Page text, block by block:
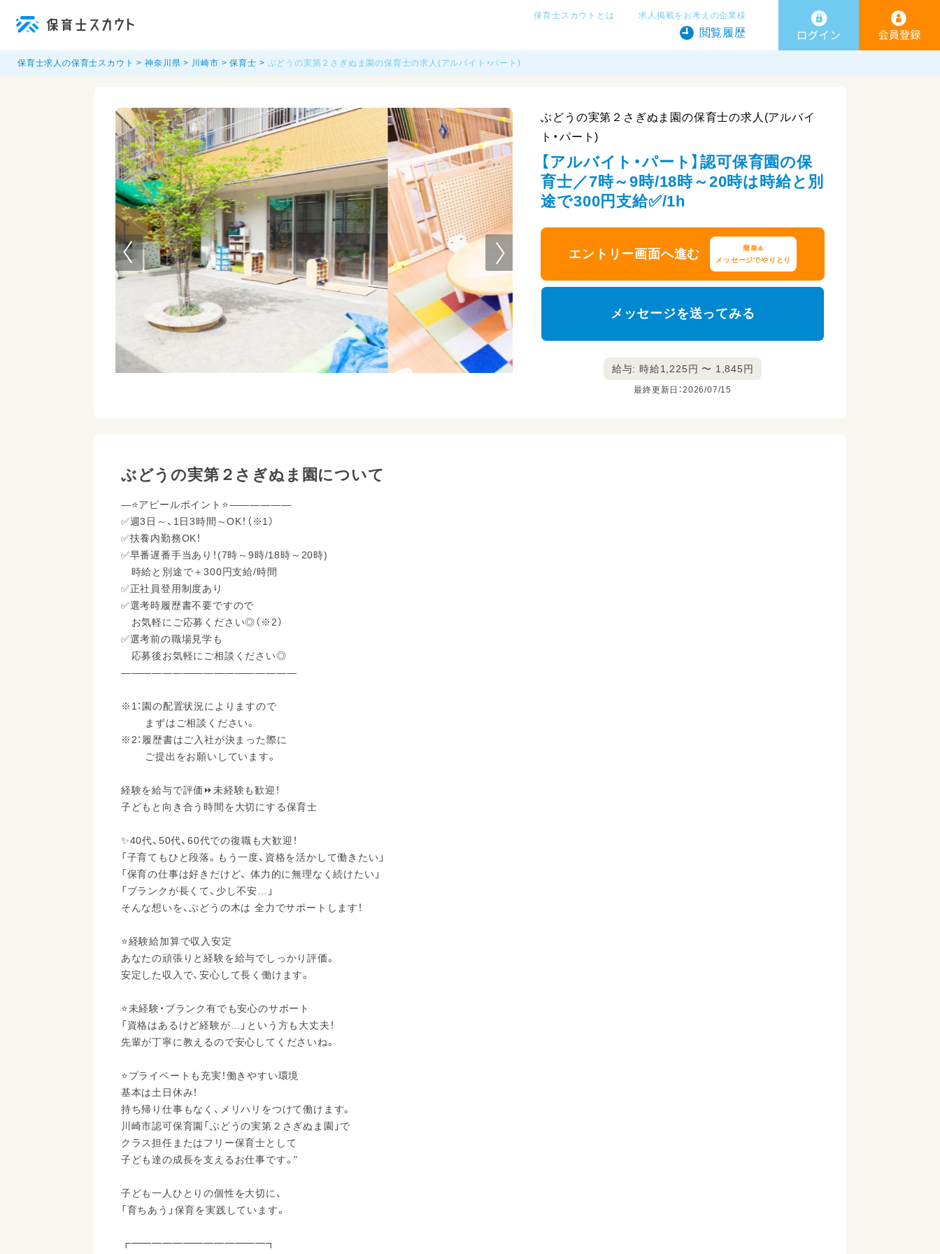
保育士スカウトとは 求人掲載をお考えの企業様
閲覧履歴
保育士求人の保育士スカウト 神奈川県 川崎市 保育士 ぶどうの実第２さぎぬま園の保育士の求人(アルバイト・パート)
ぶどうの実第２さぎぬま園の保育士の求人(アルバイ
ト・パート)
【アルバイト・パート】認可保育園の保
育士／7時～9時/18時～20時は時給と別
途で300円支給✅/1h
エントリー画面へ進む
簡単&
メッセージでやりとり
メッセージを送ってみる
給与: 時給1,225円 〜 1,845円
最終更新日：2026/07/15
ぶどうの実第２さぎぬま園について
―⭐アピールポイント⭐――――――
✅週3日～、1日3時間～OK！（※1）
✅扶養内勤務OK！
✅早番遅番手当あり！(7時～9時/18時～20時)
時給と別途で＋300円支給/時間
✅正社員登用制度あり
✅選考時履歴書不要ですので
お気軽にご応募ください◎（※2）
✅選考前の職場見学も
応募後お気軽にご相談ください◎
―――――――――――――――――
※1：園の配置状況によりますので
まずはご相談ください。
※2：履歴書はご入社が決まった際に
ご提出をお願いしています。
経験を給与で評価⏩未経験も歓迎！
子どもと向き合う時間を大切にする保育士
✨40代、50代、60代での復職も大歓迎！
「子育てもひと段落。もう一度、資格を活かして働きたい」
「保育の仕事は好きだけど、 体力的に無理なく続けたい」
「ブランクが長くて、少し不安…」
そんな想いを、ぶどうの木は 全力でサポートします！
⭐経験給加算で収入安定
あなたの頑張りと経験を給与でしっかり評価。
安定した収入で、安心して長く働けます。
⭐未経験・ブランク有でも安心のサポート
「資格はあるけど経験が…」という方も大丈夫！
先輩が丁寧に教えるので安心してくださいね。
⭐プライベートも充実！働きやすい環境
基本は土日休み！
持ち帰り仕事もなく、メリハリをつけて働けます。
川崎市認可保育園「ぶどうの実第２さぎぬま園」で
クラス担任またはフリー保育士として
子ども達の成長を支えるお仕事です。"
子ども一人ひとりの個性を大切に、
「育ちあう」保育を実践しています。
┏━━━━━━━━━━━━━┓